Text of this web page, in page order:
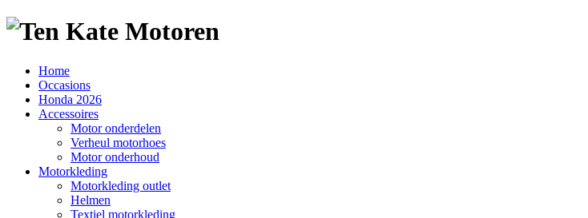
Home
Occasions
Honda 2026
Accessoires
Motor onderdelen
Verheul motorhoes
Motor onderhoud
Motorkleding
Motorkleding outlet
Helmen
Textiel motorkleding